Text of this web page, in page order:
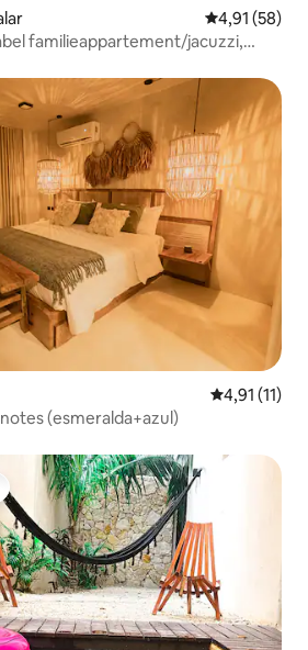
Gemiddelde
4,91 (58)
familieappartement/jacuzzi,
Gemiddelde
4,91 (11)
(esmeralda+azul)